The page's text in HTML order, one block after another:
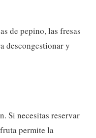
de pepino, las fresas
descongestionar y
Si necesitas reservar
permite la